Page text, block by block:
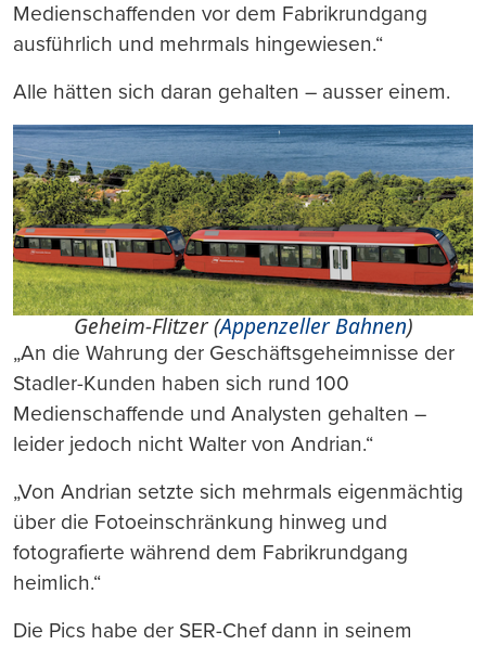
Medienschaffenden vor dem Fabrikrundgang
ausführlich und mehrmals hingewiesen.“
Alle hätten sich daran gehalten – ausser einem.
Geheim-Flitzer (Appenzeller Bahnen)
„An die Wahrung der Geschäftsgeheimnisse der
Stadler-Kunden haben sich rund 100
Medienschaffende und Analysten gehalten –
leider jedoch nicht Walter von Andrian.“
„Von Andrian setzte sich mehrmals eigenmächtig
über die Fotoeinschränkung hinweg und
fotografierte während dem Fabrikrundgang
heimlich.“
Die Pics habe der SER-Chef dann in seinem